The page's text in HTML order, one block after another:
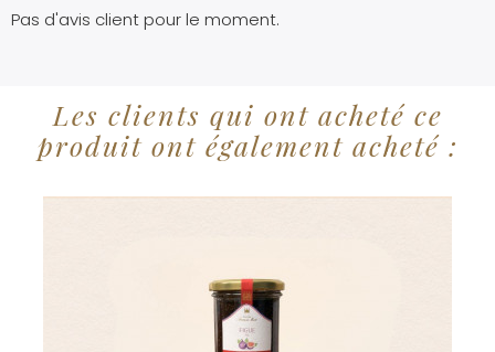
Pas d'avis client pour le moment.
Les clients qui ont acheté ce
produit ont également acheté :